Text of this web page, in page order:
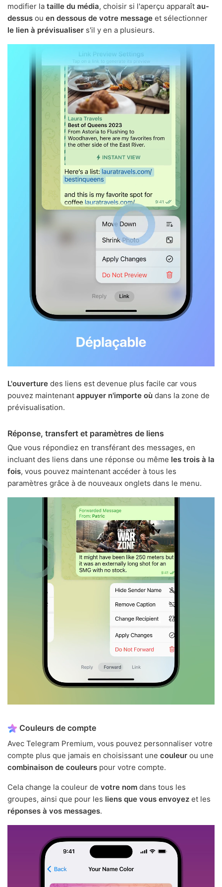
modifier la taille du média, choisir si l'aperçu apparaît au-
dessus ou en dessous de votre message et sélectionner
le lien à prévisualiser s'il y en a plusieurs.
L'ouverture des liens est devenue plus facile car vous
pouvez maintenant appuyer n'importe où dans la zone de
prévisualisation.
Réponse, transfert et paramètres de liens
Que vous répondiez en transférant des messages, en
incluant des liens dans une réponse ou même les trois à la
fois, vous pouvez maintenant accéder à tous les
paramètres grâce à de nouveaux onglets dans le menu.
Couleurs de compte
Avec Telegram Premium, vous pouvez personnaliser votre
compte plus que jamais en choisissant une couleur ou une
combinaison de couleurs pour votre compte.
Cela change la couleur de votre nom dans tous les
groupes, ainsi que pour les liens que vous envoyez et les
réponses à vos messages.